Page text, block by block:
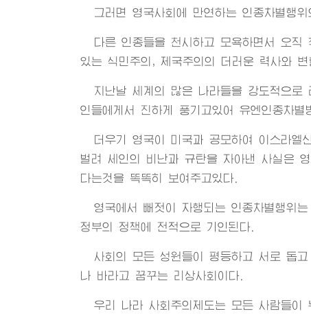
그러면 영국사회에 만연하는 인종차별행
다른 인종들을 천시하고 모욕하면서 오직
있는 식민주의, 제국주의의 더러운 력사와
지난날 세계의 많은 나라들을 강도적으로
인들에게서 진하게 풍기고있어 유엔인종차
더우기 영국이 미국과 공모하여 이스라엘
벌려 세인의 비난과 규탄을 자아낸 사실은
다는것을 똑똑히 보여주고있다.
영국에서 뻐젓이 자행되는 인종차별행위
정부의 정책에 전적으로 기인된다.
사회의 모든 성원들이 평등하고 서로 돕
나 바라고 꿈꾸는 리상사회이다.
우리 나라 사회주의제도는 모든 사람들이